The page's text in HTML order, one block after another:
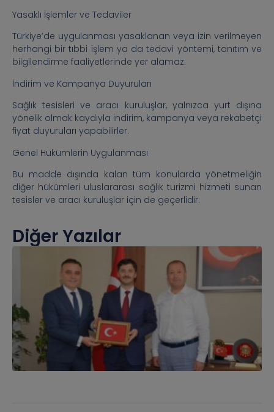
Yasaklı İşlemler ve Tedaviler
Türkiye’de uygulanması yasaklanan veya izin verilmeyen
herhangi bir tıbbi işlem ya da tedavi yöntemi, tanıtım ve
bilgilendirme faaliyetlerinde yer alamaz.
İndirim ve Kampanya Duyuruları
Sağlık tesisleri ve aracı kuruluşlar, yalnızca yurt dışına
yönelik olmak kaydıyla indirim, kampanya veya rekabetçi
fiyat duyuruları yapabilirler.
Genel Hükümlerin Uygulanması
Bu madde dışında kalan tüm konularda yönetmeliğin
diğer hükümleri uluslararası sağlık turizmi hizmeti sunan
tesisler ve aracı kuruluşlar için de geçerlidir.
Diğer Yazılar